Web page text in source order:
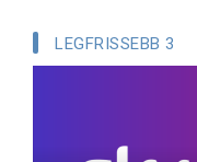
LEGFRISSEBB 3